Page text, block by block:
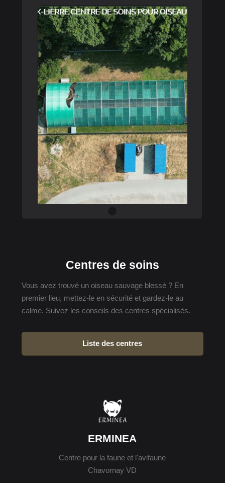
Centres de soins
Vous avez trouvé un oiseau sauvage blessé ? En
premier lieu, mettez-le en sécurité et gardez-le au
calme. Suivez les conseils des centres spécialisés.
Liste des centres
ERMINEA
Centre pour la faune et l'avifaune
Chavornay VD